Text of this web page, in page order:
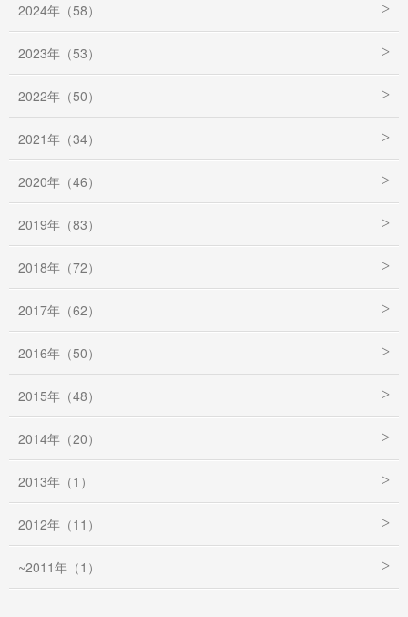
2024年（58）
2023年（53）
2022年（50）
2021年（34）
2020年（46）
2019年（83）
2018年（72）
2017年（62）
2016年（50）
2015年（48）
2014年（20）
2013年（1）
2012年（11）
~2011年（1）